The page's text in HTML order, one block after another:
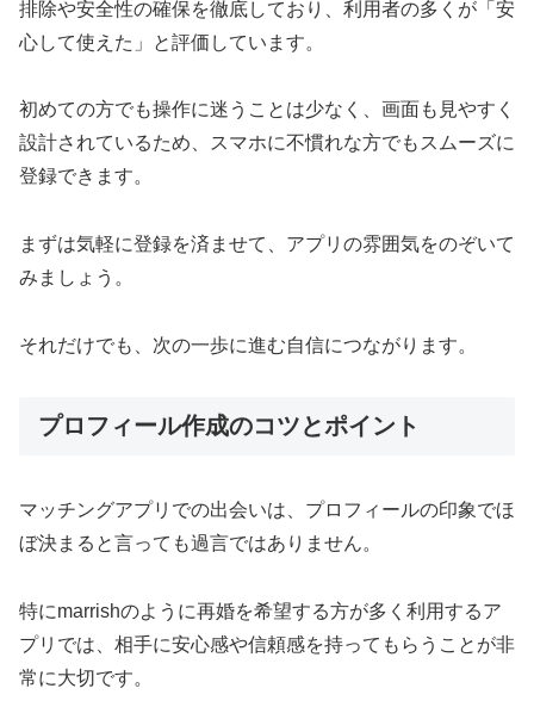
排除や安全性の確保を徹底しており、利用者の多くが「安
心して使えた」と評価しています。
初めての方でも操作に迷うことは少なく、画面も見やすく
設計されているため、スマホに不慣れな方でもスムーズに
登録できます。
まずは気軽に登録を済ませて、アプリの雰囲気をのぞいて
みましょう。
それだけでも、次の一歩に進む自信につながります。
プロフィール作成のコツとポイント
マッチングアプリでの出会いは、プロフィールの印象でほ
ぼ決まると言っても過言ではありません。
特にmarrishのように再婚を希望する方が多く利用するア
プリでは、相手に安心感や信頼感を持ってもらうことが非
常に大切です。